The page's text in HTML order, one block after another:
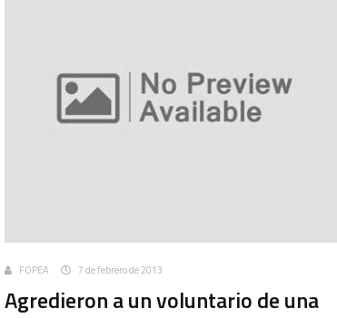
FOPEA 7 de febrero de 2013
Agredieron a un voluntario de una